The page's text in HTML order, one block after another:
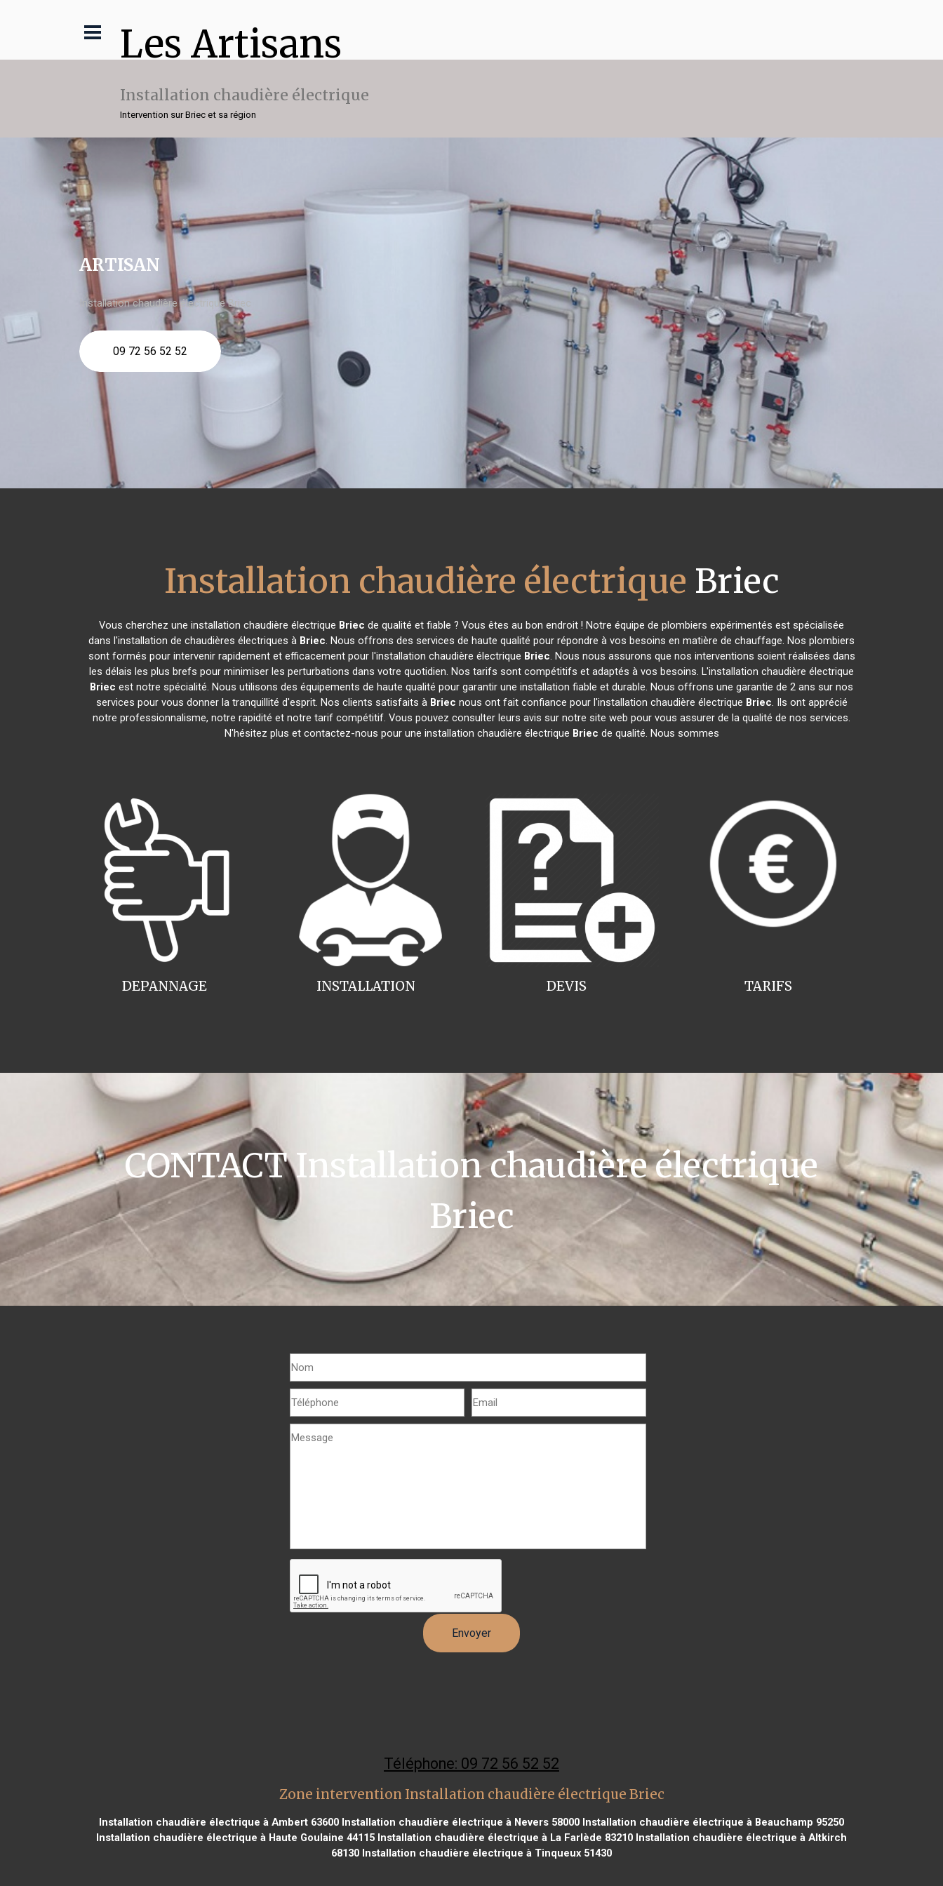
Les Artisans
Installation chaudière électrique
Intervention sur Briec et sa région
ARTISAN
Installation chaudière électrique Briec
09 72 56 52 52
Installation chaudière électrique Briec
Vous cherchez une installation chaudière électrique Briec de qualité et fiable ? Vous êtes au bon endroit ! Notre équipe de plombiers expérimentés est spécialisée
dans l'installation de chaudières électriques à Briec. Nous offrons des services de haute qualité pour répondre à vos besoins en matière de chauffage. Nos plombiers
sont formés pour intervenir rapidement et efficacement pour l'installation chaudière électrique Briec. Nous nous assurons que nos interventions soient réalisées dans
les délais les plus brefs pour minimiser les perturbations dans votre quotidien. Nos tarifs sont compétitifs et adaptés à vos besoins. L'installation chaudière électrique
Briec est notre spécialité. Nous utilisons des équipements de haute qualité pour garantir une installation fiable et durable. Nous offrons une garantie de 2 ans sur nos
services pour vous donner la tranquillité d'esprit. Nos clients satisfaits à Briec nous ont fait confiance pour l'installation chaudière électrique Briec. Ils ont apprécié
notre professionnalisme, notre rapidité et notre tarif compétitif. Vous pouvez consulter leurs avis sur notre site web pour vous assurer de la qualité de nos services.
N'hésitez plus et contactez-nous pour une installation chaudière électrique Briec de qualité. Nous sommes
INSTALLATION
DEPANNAGE TARIFS
DEVIS
CONTACT Installation chaudière électrique
Briec
Téléphone: 09 72 56 52 52
Zone intervention Installation chaudière électrique Briec
Installation chaudière électrique à Ambert 63600 Installation chaudière électrique à Nevers 58000 Installation chaudière électrique à Beauchamp 95250
Installation chaudière électrique à Haute Goulaine 44115 Installation chaudière électrique à La Farlède 83210 Installation chaudière électrique à Altkirch
68130 Installation chaudière électrique à Tinqueux 51430